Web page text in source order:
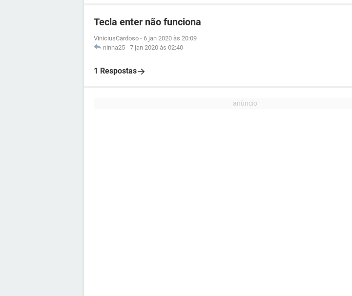
Tecla enter não funciona
ViniciusCardoso - 6 jan 2020 às 20:09
ninha25 - 7 jan 2020 às 02:40
1 Respostas